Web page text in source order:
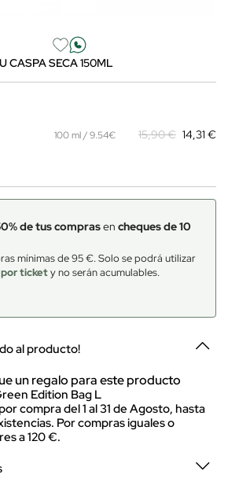
CASPA SECA 150ML
100 ml / 9.54€ 15,90 € 14,31 €
de tus comprasen cheques de 10
mínimas de 95 €. Solo se podrá utilizar
tickety no serán acumulables.
al producto!
un regalo para este producto
Edition Bag L
compra del 1 al 31 de Agosto, hasta
Por compras iguales o
a 120 €.